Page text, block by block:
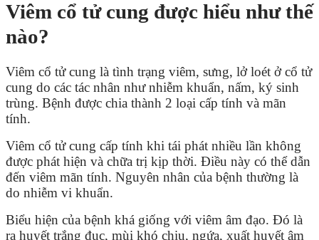
Viêm cổ tử cung được hiểu như thế
nào?
Viêm cổ tử cung là tình trạng viêm, sưng, lở loét ở cổ tử
cung do các tác nhân như nhiễm khuẩn, nấm, ký sinh
trùng. Bệnh được chia thành 2 loại cấp tính và mãn
tính.
Viêm cổ tử cung cấp tính khi tái phát nhiều lần không
được phát hiện và chữa trị kịp thời. Điều này có thể dẫn
đến viêm mãn tính. Nguyên nhân của bệnh thường là
do nhiễm vi khuẩn.
Biểu hiện của bệnh khá giống với viêm âm đạo. Đó là
ra huyết trắng đục, mùi khó chịu, ngứa, xuất huyết âm